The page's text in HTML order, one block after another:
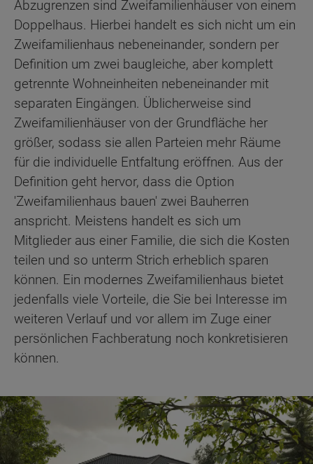
Abzugrenzen sind Zweifamilienhäuser von einem
Doppelhaus. Hierbei handelt es sich nicht um ein
Zweifamilienhaus nebeneinander, sondern per
Definition um zwei baugleiche, aber komplett
getrennte Wohneinheiten nebeneinander mit
separaten Eingängen. Üblicherweise sind
Zweifamilienhäuser von der Grundfläche her
größer, sodass sie allen Parteien mehr Räume
für die individuelle Entfaltung eröffnen. Aus der
Definition geht hervor, dass die Option
'Zweifamilienhaus bauen' zwei Bauherren
anspricht. Meistens handelt es sich um
Mitglieder aus einer Familie, die sich die Kosten
teilen und so unterm Strich erheblich sparen
können. Ein modernes Zweifamilienhaus bietet
jedenfalls viele Vorteile, die Sie bei Interesse im
weiteren Verlauf und vor allem im Zuge einer
persönlichen Fachberatung noch konkretisieren
können.